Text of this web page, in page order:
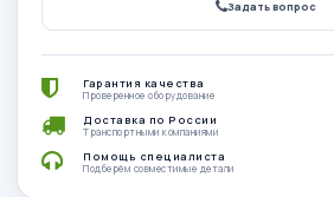
Задать вопрос
Гарантия качества
Проверенное оборудование
Доставка по России
Транспортными компаниями
Помощь специалиста
Подберём совместимые детали